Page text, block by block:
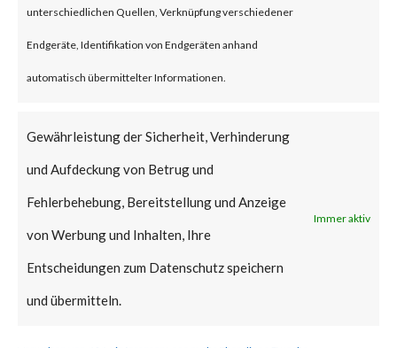
unterschiedlichen Quellen, Verknüpfung verschiedener
Endgeräte, Identifikation von Endgeräten anhand
automatisch übermittelter Informationen.
Gewährleistung der Sicherheit, Verhinderung
und Aufdeckung von Betrug und
Fehlerbehebung, Bereitstellung und Anzeige
von Werbung und Inhalten, Ihre
Entscheidungen zum Datenschutz speichern
und übermitteln.
Immer aktiv
Archer AX21 devices. CISA
added the vulnerability to their
Known Exploited Vulnerabilities
As such, patches should be
applied as soon as possible.
What is the vendor solution?
According to the TP-Link